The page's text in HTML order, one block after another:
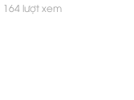
164 lượt xem